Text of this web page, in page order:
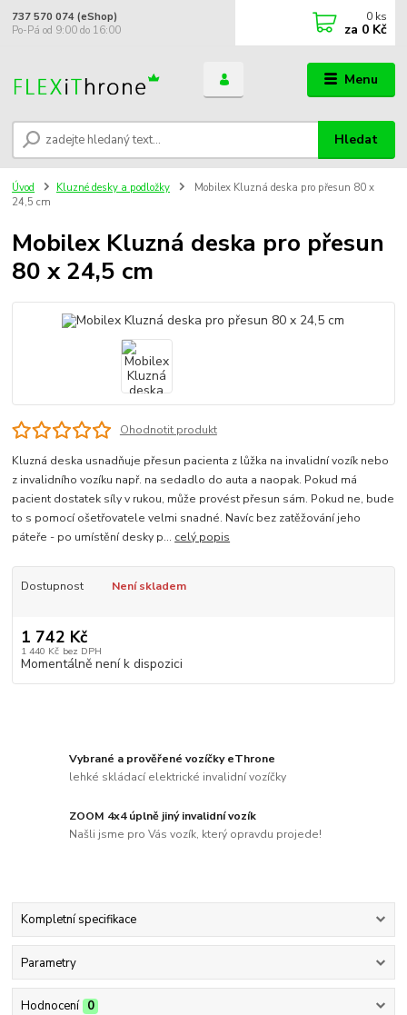
Menu
Hledat
737 570 074 (eShop)
Po-Pá od 9:00 do 16:00
0 ks
za 0 Kč
Úvod Kluzné desky a podložky
Mobilex Kluzná deska pro přesun 80 x
24,5 cm
Mobilex Kluzná deska pro přesun
80 x 24,5 cm
Ohodnotit produkt
Kluzná deska usnadňuje přesun pacienta z lůžka na invalidní vozík nebo
z invalidního vozíku např. na sedadlo do auta a naopak. Pokud má
pacient dostatek síly v rukou, může provést přesun sám. Pokud ne, bude
to s pomocí ošetřovatele velmi snadné. Navíc bez zatěžování jeho
páteře - po umístění desky p... celý popis
Dostupnost Není skladem
1 742 Kč
1 440 Kč bez DPH
Momentálně není k dispozici
Vybrané a prověřené vozíčky eThrone
lehké skládací elektrické invalidní vozíčky
ZOOM 4x4 úplně jiný invalidní vozík
Našli jsme pro Vás vozík, který opravdu projede!
Kompletní specifikace
Parametry
Hodnocení 0